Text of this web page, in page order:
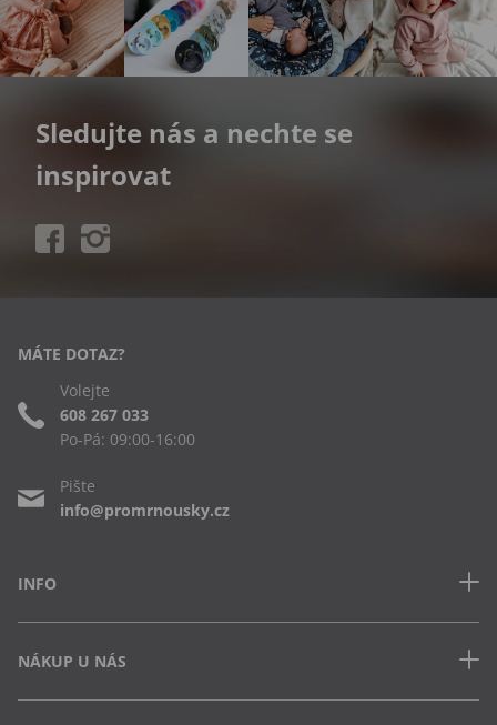
Sledujte nás a nechte se
inspirovat
INFO
Často kladené dotazy
Obchodní podmínky
NÁKUP U NÁS
MÁTE DOTAZ?
Volejte
608 267 033
Po-Pá: 09:00-16:00
Pište
info@promrnousky.cz